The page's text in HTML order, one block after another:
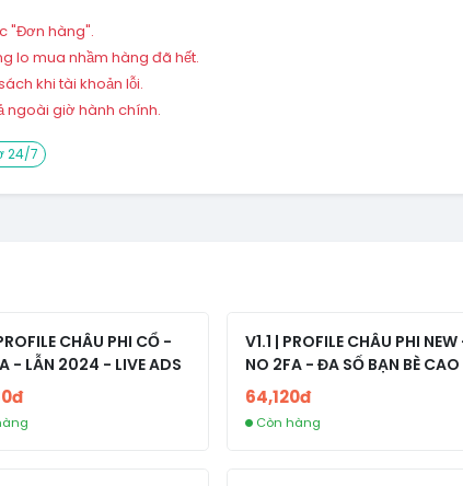
"Đơn hàng".
lo mua nhầm hàng đã hết.
khi tài khoản lỗi.
ngoài giờ hành chính.
24/7
CHÂU PHI CỔ -
- LẪN 2024 - LIVE ADS
V1.1 | PROFILE CHÂU PHI
NO 2FA - ĐA SỐ BẠN BÈ CAO
64,120đ
Còn hàng